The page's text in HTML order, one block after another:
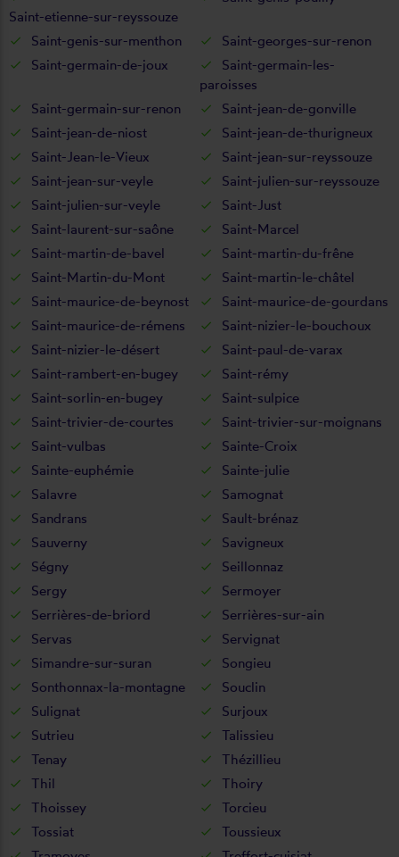
Saint-etienne-sur-reyssouze
Saint-genis-sur-menthon
Saint-georges-sur-renon
Saint-germain-de-joux
Saint-germain-les-
paroisses
Saint-germain-sur-renon
Saint-jean-de-gonville
Saint-jean-de-niost
Saint-jean-de-thurigneux
Saint-Jean-le-Vieux
Saint-jean-sur-reyssouze
Saint-jean-sur-veyle
Saint-julien-sur-reyssouze
Saint-julien-sur-veyle
Saint-Just
Saint-laurent-sur-saône
Saint-Marcel
Saint-martin-de-bavel
Saint-martin-du-frêne
Saint-Martin-du-Mont
Saint-martin-le-châtel
Saint-maurice-de-beynost
Saint-maurice-de-gourdans
Saint-maurice-de-rémens
Saint-nizier-le-bouchoux
Saint-nizier-le-désert
Saint-paul-de-varax
Saint-rambert-en-bugey
Saint-rémy
Saint-sorlin-en-bugey
Saint-sulpice
Saint-trivier-de-courtes
Saint-trivier-sur-moignans
Saint-vulbas
Sainte-Croix
Sainte-euphémie
Sainte-julie
Salavre
Samognat
Sandrans
Sault-brénaz
Sauverny
Savigneux
Ségny
Seillonnaz
Sergy
Sermoyer
Serrières-de-briord
Serrières-sur-ain
Servas
Servignat
Simandre-sur-suran
Songieu
Sonthonnax-la-montagne
Souclin
Sulignat
Surjoux
Sutrieu
Talissieu
Tenay
Thézillieu
Thil
Thoiry
Thoissey
Torcieu
Tossiat
Toussieux